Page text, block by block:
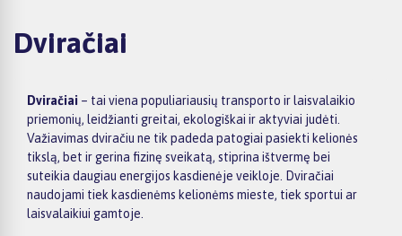
Dviračiai
Dviračiai – tai viena populiariausių transporto ir laisvalaikio
priemonių, leidžianti greitai, ekologiškai ir aktyviai judėti.
Važiavimas dviračiu ne tik padeda patogiai pasiekti kelionės
tikslą, bet ir gerina fizinę sveikatą, stiprina ištvermę bei
suteikia daugiau energijos kasdienėje veikloje. Dviračiai
naudojami tiek kasdienėms kelionėms mieste, tiek sportui ar
laisvalaikiui gamtoje.